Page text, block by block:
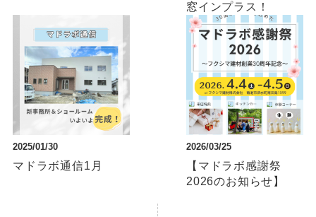
窓インプラス！
2025/01/30
マドラボ通信1月
2026/03/25
【マドラボ感謝祭
2026のお知らせ】